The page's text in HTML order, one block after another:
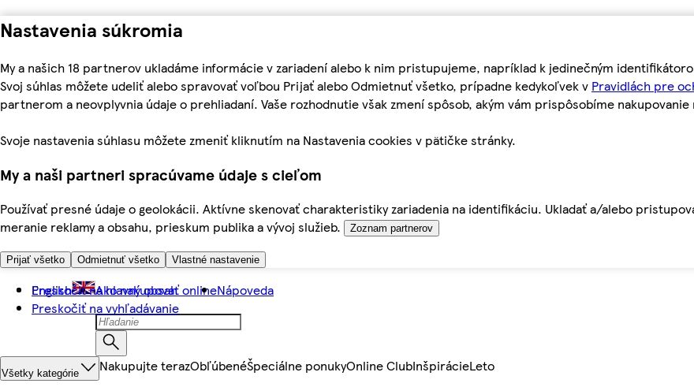
Nastavenia súkromia
My a našich 18 partnerov ukladáme informácie v zariadení alebo k nim pristupujeme, napríklad k jedinečným
Svoj súhlas môžete udeliť alebo spravovať voľbou Prijať alebo Odmietnuť všetko, prípadne kedykoľvek v Pravidlách pre
partnerom a neovplyvnia údaje o prehliadaní. Vaše rozhodnutie však zmení spôsob, akým vám prispôsobíme nakupovanie
Svoje nastavenia súhlasu môžete zmeniť kliknutím na Nastavenia cookies v pätičke stránky.
My a naši partneri spracúvame údaje s cieľom
Používať presné údaje o geolokácii. Aktívne skenovať charakteristiky zariadenia na identifikáciu. Ukladať a/alebo
meranie reklamy a obsahu, prieskum publika a vývoj služieb.
Zoznam partnerov
Prijať všetko Odmietnuť všetko Vlastné nastavenie
Preskočiť na hlavný obsah
Preskočiť na vyhľadávanie
English Ako nakupovať onlineNápoveda
Všetky kategórie Nakupujte terazObľúbenéŠpeciálne ponukyOnline ClubInšpirácieLeto